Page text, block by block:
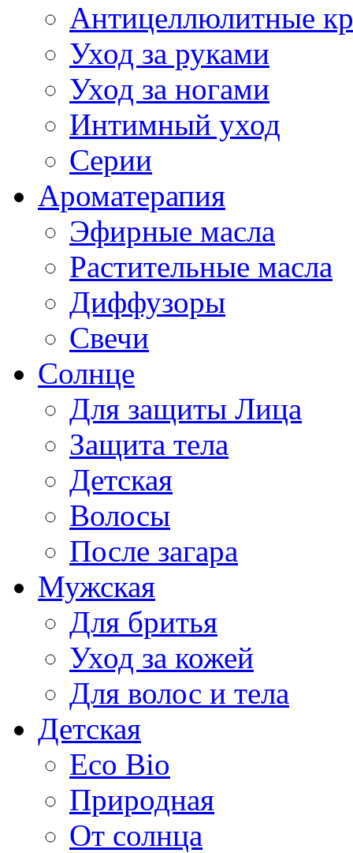
Антицеллюлитные
Уход за руками
Уход за ногами
Интимный уход
Серии
Ароматерапия
Эфирные масла
Растительные масла
Диффузоры
Свечи
Солнце
Для защиты Лица
Защита тела
Детская
Волосы
После загара
Мужская
Для бритья
Уход за кожей
Для волос и тела
Детская
Eco Bio
Природная
От солнца